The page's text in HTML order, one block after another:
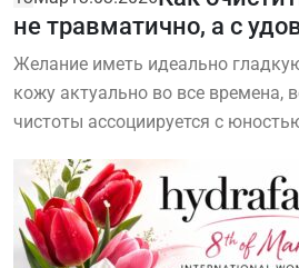
не травматично, а с
Желание иметь идеально
кожу актуально во все времена,
чистоты ассоциируется с